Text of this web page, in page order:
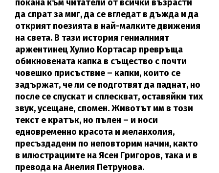
покана към читатели от всички възрасти
да спрат за миг, да се вгледат в дъжда и да
открият поезията в най-малките движения
на света. В тази история гениалният
аржентинец Хулио Кортасар превръща
обикновената капка в същество с почти
човешко присъствие – капки, които се
задържат, че ли се подготвят да паднат, но
после се спускат и сплескват, оставяйки тих
звук, усещане, спомен. Животът им в този
текст е кратък, но пълен – и носи
едновременно красота и меланхолия,
пресъздадени по неповторим начин, както
в илюстрациите на Ясен Григоров, така и в
превода на Анелия Петрунова.